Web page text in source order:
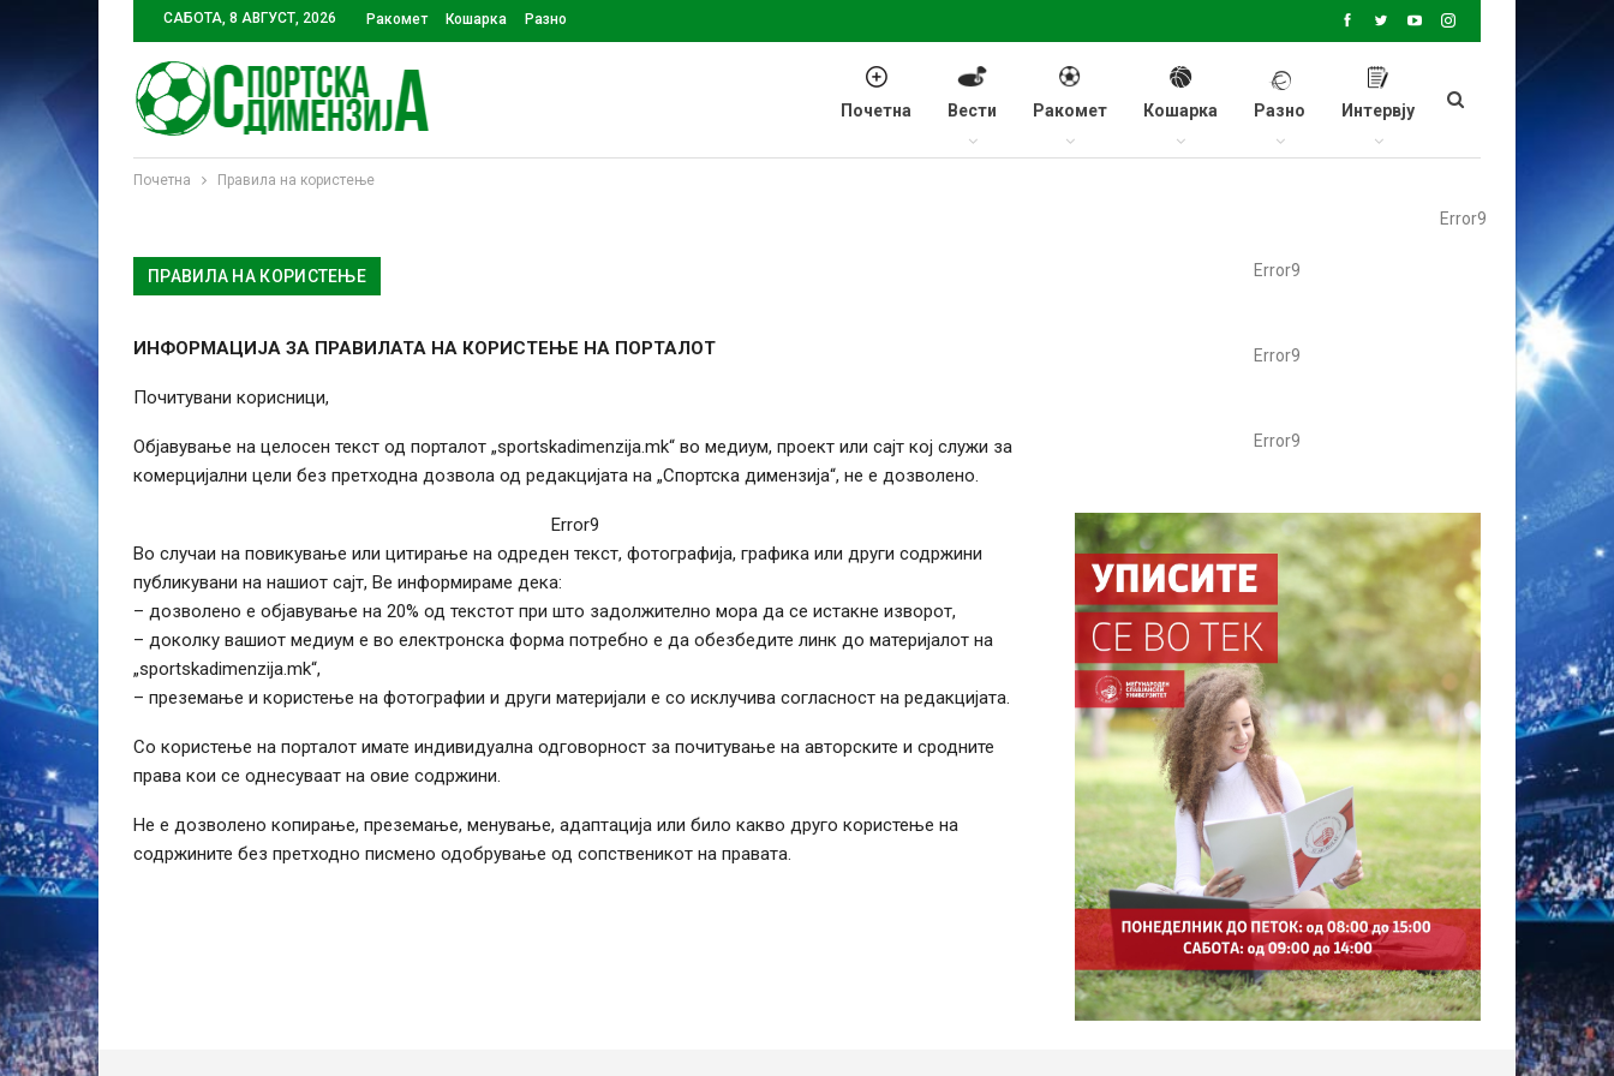
САБОТА, 8 АВГУСТ, 2026 Ракомет Кошарка Разно
Почетна Вести Ракомет Кошарка Разно Интервју
Почетна Правила на користење
Error9
ПРАВИЛА НА КОРИСТЕЊЕ
ИНФОРМАЦИЈА ЗА ПРАВИЛАТА НА КОРИСТЕЊЕ НА ПОРТАЛОТ
Почитувани корисници,
Објавување на целосен текст од порталот „sportskadimenzija.mk“ во медиум, проект или сајт кој служи за
комерцијални цели без претходна дозвола од редакцијата на „Спортска димензија“, не е дозволено.
Error9
Во случаи на повикување или цитирање на одреден текст, фотографија, графика или други содржини
публикувани на нашиот сајт, Ве информираме дека:
– дозволено е објавување на 20% од текстот при што задолжително мора да се истакне изворот,
– доколку вашиот медиум е во електронска форма потребно е да обезбедите линк до материјалот на
„sportskadimenzija.mk“,
– преземање и користење на фотографии и други материјали е со исклучива согласност на редакцијата.
Со користење на порталот имате индивидуална одговорност за почитување на авторските и сродните
права кои се однесуваат на овие содржини.
Не е дозволено копирање, преземање, менување, адаптација или било какво друго користење на
содржините без претходно писмено одобрување од сопственикот на правата.
Error9
Error9
Error9